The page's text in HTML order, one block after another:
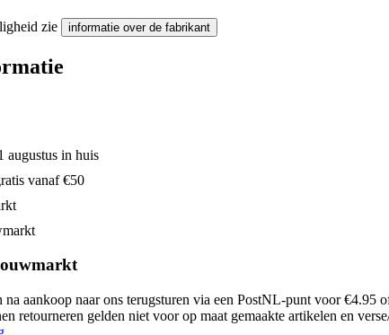
zie informatie over de fabrikant
augustus in huis
vanaf €50
aankoop naar ons terugsturen via een PostNL-punt voor €4.95
retourneren gelden niet voor op maat gemaakte artikelen en